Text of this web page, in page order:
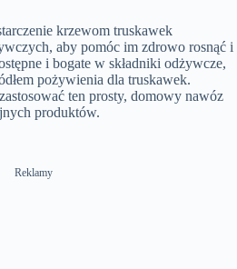
t
i
n
g
s
s
c
r
e
e
n
krzewom truskawek
aby pomóc im zdrowo rosnąć i
i bogate w składniki odżywcze,
pożywienia dla truskawek.
ten prosty, domowy nawóz
produktów.
Reklamy